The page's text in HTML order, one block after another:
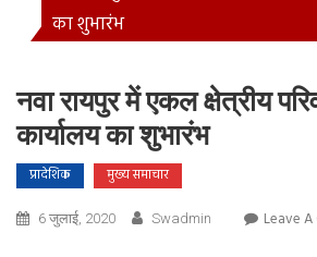
का शुभारंभ
नवा रायपुर में एकल क्षेत्रीय
कार्यालय का शुभारंभ
प्रादेशिक मुख्य समाचार
6 जुलाई, 2020 Swadmin Leave